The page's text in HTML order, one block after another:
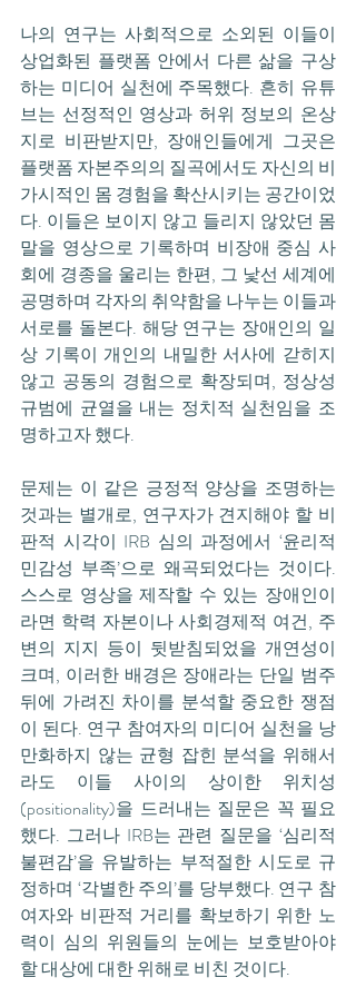
나의 연구는 사회적으로 소외된 이들이
상업화된 플랫폼 안에서 다른 삶을 구상
하는 미디어 실천에 주목했다. 흔히 유튜
브는 선정적인 영상과 허위 정보의 온상
지로 비판받지만, 장애인들에게 그곳은
플랫폼 자본주의의 질곡에서도 자신의 비
가시적인 몸 경험을 확산시키는 공간이었
다. 이들은 보이지 않고 들리지 않았던 몸
말을 영상으로 기록하며 비장애 중심 사
회에 경종을 울리는 한편, 그 낯선 세계에
공명하며 각자의 취약함을 나누는 이들과
서로를 돌본다. 해당 연구는 장애인의 일
상 기록이 개인의 내밀한 서사에 갇히지
않고 공동의 경험으로 확장되며, 정상성
규범에 균열을 내는 정치적 실천임을 조
명하고자 했다.
문제는 이 같은 긍정적 양상을 조명하는
것과는 별개로, 연구자가 견지해야 할 비
판적 시각이 IRB 심의 과정에서 ‘윤리적
민감성 부족’으로 왜곡되었다는 것이다.
스스로 영상을 제작할 수 있는 장애인이
라면 학력 자본이나 사회경제적 여건, 주
변의 지지 등이 뒷받침되었을 개연성이
크며, 이러한 배경은 장애라는 단일 범주
뒤에 가려진 차이를 분석할 중요한 쟁점
이 된다. 연구 참여자의 미디어 실천을 낭
만화하지 않는 균형 잡힌 분석을 위해서
라도 이들 사이의 상이한 위치성
(positionality)을 드러내는 질문은 꼭 필요
했다. 그러나 IRB는 관련 질문을 ‘심리적
불편감’을 유발하는 부적절한 시도로 규
정하며 ‘각별한 주의’를 당부했다. 연구 참
여자와 비판적 거리를 확보하기 위한 노
력이 심의 위원들의 눈에는 보호받아야
할 대상에 대한 위해로 비친 것이다.